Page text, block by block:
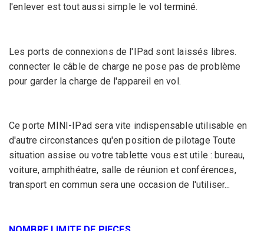
l'enlever est tout aussi simple le vol terminé.
Les ports de connexions de l'IPad sont laissés libres.
connecter le câble de charge ne pose pas de problème
pour garder la charge de l'appareil en vol.
Ce porte MINI-IPad sera vite indispensable utilisable en
d'autre circonstances qu'en position de pilotage Toute
situation assise ou votre tablette vous est utile : bureau,
voiture, amphithéatre, salle de réunion et conférences,
transport en commun sera une occasion de l'utiliser...